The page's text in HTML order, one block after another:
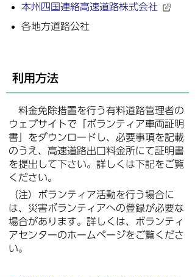
本州四国連絡高速道路株式会社
各地方道路公社
利用方法
料金免除措置を行う有料道路管理者の
ウェブサイトで「ボランティア車両証明
書」をダウンロードし、必要事項を記載
のうえ、高速道路出口料金所にて証明書
を提出して下さい。詳しくは下記をご覧
ください。
（注）ボランティア活動を行う場合に
は、災害ボランティアへの登録が必要な
場合があります。詳しくは、ボランティ
アセンターのホームページをご覧くださ
い。